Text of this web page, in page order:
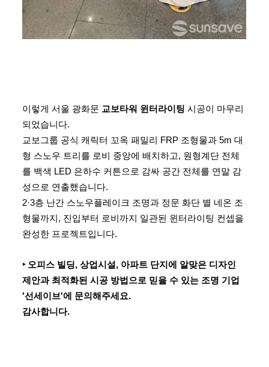
이렇게 서울 광화문 교보타워 윈터라이팅 시공이 마무리
되었습니다.
교보그룹 공식 캐릭터 꼬옥 패밀리 FRP 조형물과 5m 대
형 스노우 트리를 로비 중앙에 배치하고, 원형계단 전체
를 백색 LED 은하수 커튼으로 감싸 공간 전체를 연말 감
성으로 연출했습니다.
2·3층 난간 스노우플레이크 조명과 정문 화단 별 네온 조
형물까지, 진입부터 로비까지 일관된 윈터라이팅 컨셉을
완성한 프로젝트입니다.
‣ 오피스 빌딩, 상업시설, 아파트 단지에 알맞은 디자인
제안과 최적화된 시공 방법으로 믿을 수 있는 조명 기업
'선세이브'에 문의해주세요.
감사합니다.